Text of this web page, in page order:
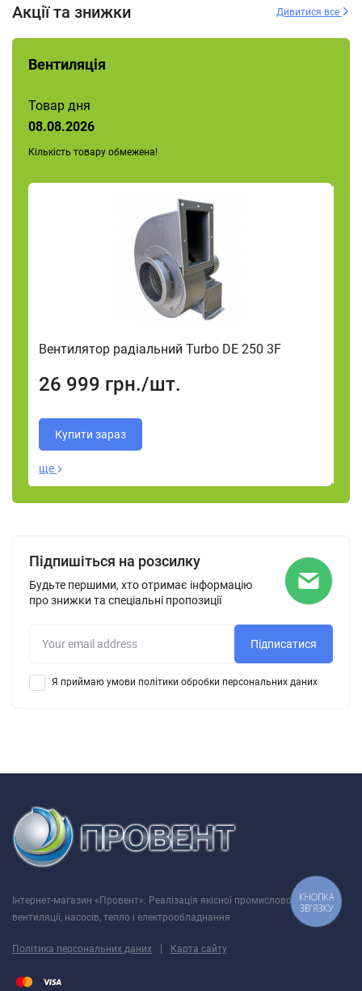
Акції та знижки Дивитися все
Вентиляція
Товар дня
08.08.2026
Кількість товару обмежена!
Вентилятор радіальний Turbo DE 250 3F
26 999 грн./шт.
Купити зараз
ще
Підпишіться на розсилку
Будьте першими, хто отримає інформацію
про знижки та спеціальні пропозиції
Підписатися
Я приймаю умови політики обробки персональних даних
Інтернет-магазин «Провент». Реалізація якісної промислової
вентиляції, насосів, тепло і електрообладнання
Політика персональних даних | Карта сайту
КНОПКА
ЗВ'ЯЗКУ